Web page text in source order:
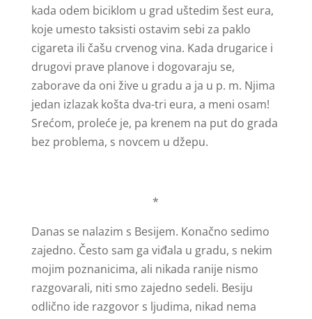
kada odem biciklom u grad uštedim šest eura,
koje umesto taksisti ostavim sebi za paklo
cigareta ili čašu crvenog vina. Kada drugarice i
drugovi prave planove i dogovaraju se,
zaborave da oni žive u gradu a ja u p. m. Njima
jedan izlazak košta dva-tri eura, a meni osam!
Srećom, proleće je, pa krenem na put do grada
bez problema, s novcem u džepu.
*
Danas se nalazim s Besijem. Konačno sedimo
zajedno. Često sam ga viđala u gradu, s nekim
mojim poznanicima, ali nikada ranije nismo
razgovarali, niti smo zajedno sedeli. Besiju
odlično ide razgovor s ljudima, nikad nema